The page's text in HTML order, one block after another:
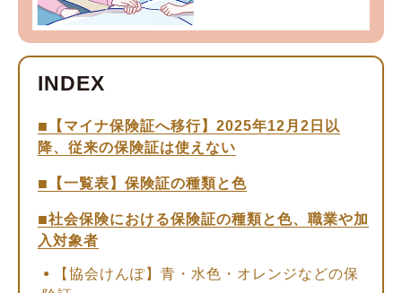
【マイナ保険証へ移行】2025年12月2日以
降、従来の保険証は使えない
【一覧表】保険証の種類と色
社会保険における保険証の種類と色、職業や加
入対象者
【協会けんぽ】青・水色・オレンジなどの保